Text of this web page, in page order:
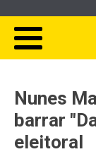
Nunes
barrar
eleitoral